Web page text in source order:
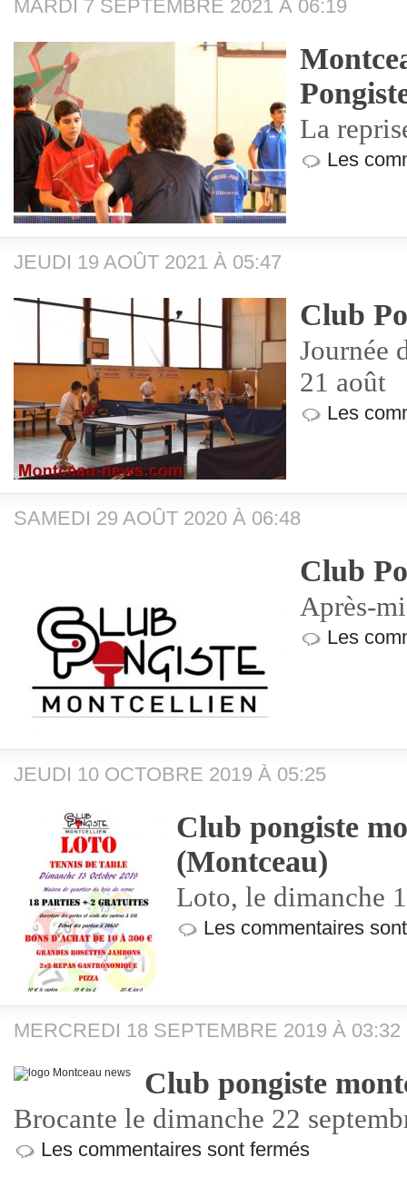
MARDI 7 SEPTEMBRE 2021 À 06:19
La
Les
JEUDI 19 AOÛT 2021 À 05:47
Club
Journée
21 août
Les
SAMEDI 29 AOÛT 2020 À 06:48
Club
Après-
Les
JEUDI 10 OCTOBRE 2019 À 05:25
Club pongiste
(Montceau)
Loto, le dimanche
Les commentaires
MERCREDI 18 SEPTEMBRE 2019 À 03:32
Club pongiste
Brocante le dimanche 22
Les commentaires sont fermés